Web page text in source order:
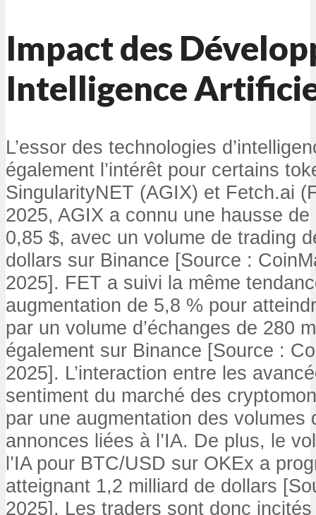
Impact des
Intelligence
L’essor des technologies
également l’intérêt pour certains
SingularityNET (AGIX) et Fetch.ai
2025, AGIX a connu une hausse
0,85 $, avec un volume de trading
dollars sur Binance [Source :
2025]. FET a suivi la même
augmentation de 5,8 % pour
par un volume d’échanges de 280
également sur Binance [Source :
2025]. L’interaction entre les
sentiment du marché des
par une augmentation des volumes
annonces liées à l’IA. De plus, le
l’IA pour BTC/USD sur OKEx a
atteignant 1,2 milliard de dollars
2025]. Les traders sont donc